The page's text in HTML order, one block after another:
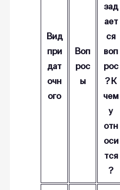
Вид
при
дат
очн
ого
Воп
рос
ы
зад
ает
ся
воп
рос
? К
чем
у
отн
оси
тся
?